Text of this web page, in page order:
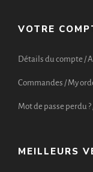
VOTRE
Détails du compte /
Commandes / My
Mot de passe perdu
MEILLEURS